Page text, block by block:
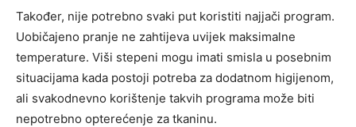
Također, nije potrebno svaki put koristiti najjači program.
Uobičajeno pranje ne zahtijeva uvijek maksimalne
temperature. Viši stepeni mogu imati smisla u posebnim
situacijama kada postoji potreba za dodatnom higijenom,
ali svakodnevno korištenje takvih programa može biti
nepotrebno opterećenje za tkaninu.